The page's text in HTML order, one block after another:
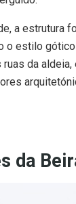
a estrutura
o estilo
da
da